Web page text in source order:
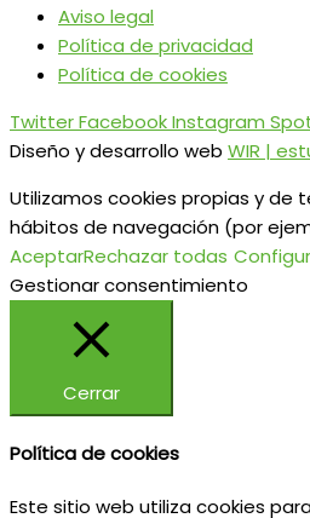
Aviso legal
Política de privacidad
Política de cookies
TwitterFacebookInstagram
Diseño y desarrollo web WIR |
Utilizamos cookies propias y de
hábitos de navegación (por
AceptarRechazar todas
Gestionar consentimiento
Cerrar
Política de cookies
Este sitio web utiliza cookies